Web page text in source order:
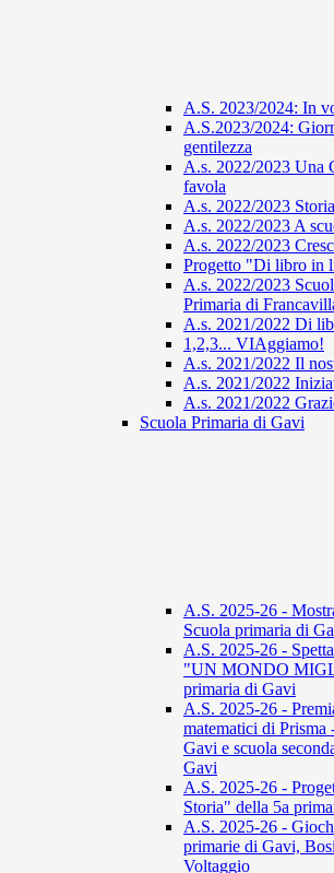
A.S. 2023/2024: In
A.S.2023/2024:
gentilezza
A.s. 2022/2023 Una
favola
A.s. 2022/2023
A.s. 2022/2023 A
A.s. 2022/2023
Progetto "Di libro in
A.s. 2022/2023
Primaria di
A.s. 2021/2022 Di
1,2,3... VIAggiamo!
A.s. 2021/2022 Il
A.s. 2021/2022
A.s. 2021/2022
Scuola Primaria di Gavi
A.S. 2025-26 -
Scuola primaria di
A.S. 2025-26 -
"UN MONDO
primaria di Gavi
A.S. 2025-26 -
matematici di Prisma
Gavi e scuola
Gavi
A.S. 2025-26 -
Storia" della 5a
A.S. 2025-26 -
primarie di Gavi,
Voltaggio